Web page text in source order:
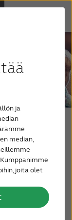
ja
median,
joita olet